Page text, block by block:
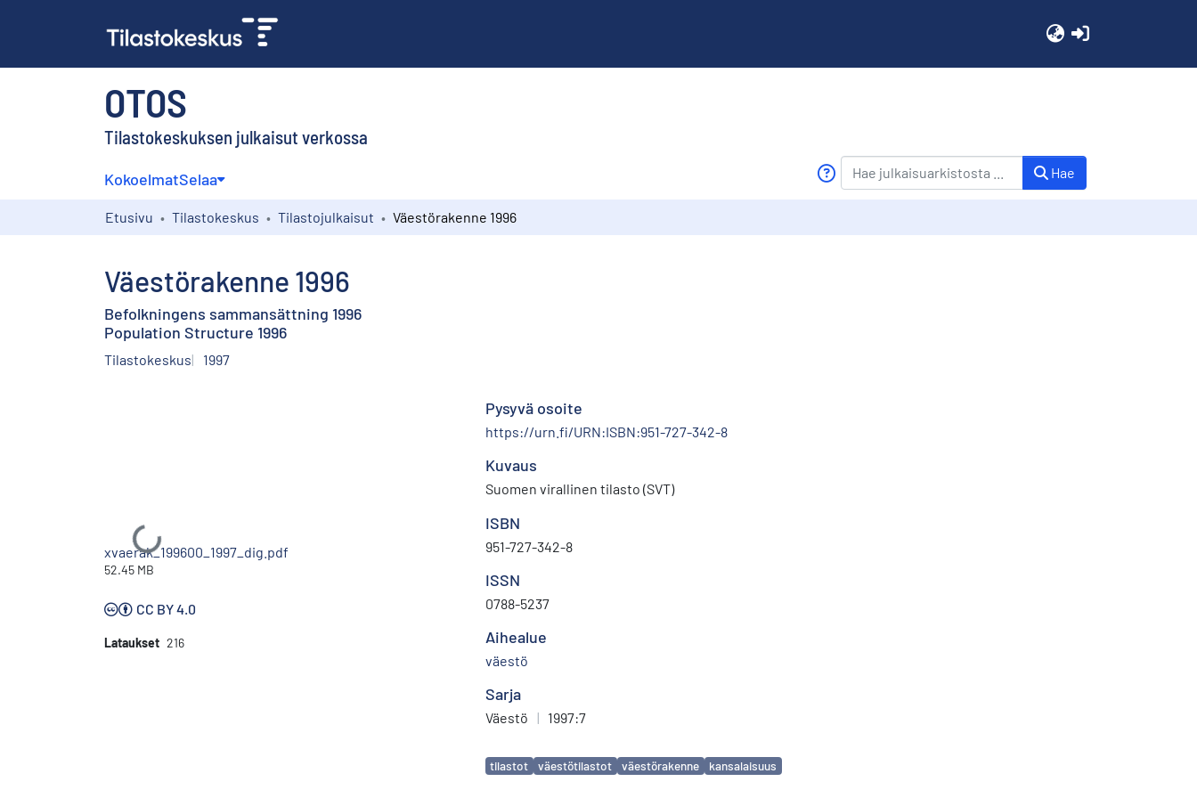
OTOS
Tilastokeskuksen julkaisut verkossa
KokoelmatSelaa Hae
Etusivu Tilastokeskus Tilastojulkaisut Väestörakenne 1996
Väestörakenne 1996
Befolkningens sammansättning 1996
Population Structure 1996
Tilastokeskus 1997
Ladataan...
xvaerak_199600_1997_dig.pdf
52.45 MB
CC BY 4.0
Lataukset 216
Pysyvä osoite
https://urn.fi/URN:ISBN:951-727-342-8
Kuvaus
Suomen virallinen tilasto (SVT)
ISBN
951-727-342-8
ISSN
0788-5237
Aihealue
väestö
Sarja
Väestö | 1997:7
Avainsanat
tilastot väestötilastot väestörakenne kansalaisuus